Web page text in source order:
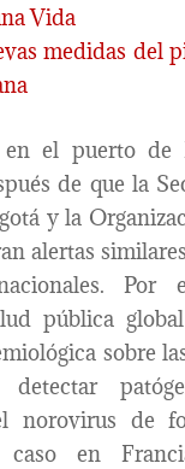
Vida
medidas del
el puerto de
de que la
y la
alertas
Por
pública
sobre
detectar
norovirus de
caso en